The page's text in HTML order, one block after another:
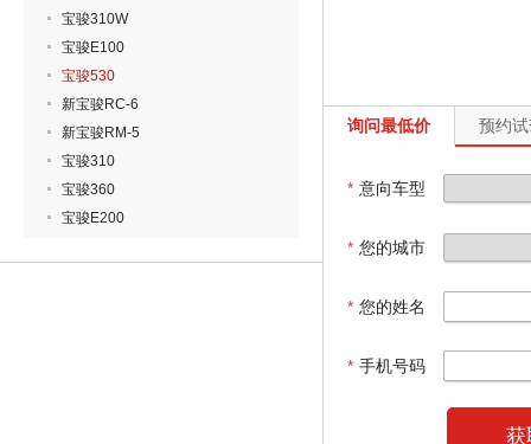
宝骏310W
宝骏E100
宝骏530
新宝骏RC-6
新宝骏RM-5
宝骏310
宝骏360
宝骏E200
询问最低价 预约
* 意向车型
* 您的城市
* 您的姓名
* 手机号码
获